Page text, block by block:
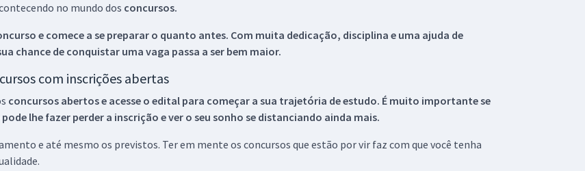
no mundo dos concursos.
e comece a se preparar o quanto antes. Com muita dedicação, disciplina e uma ajuda de
chance de conquistar uma vaga passa a ser bem maior.
com inscrições abertas
concursos abertos e acesse o edital para começar a sua trajetória de estudo. É muito importante se
lhe fazer perder a inscrição e ver o seu sonho se distanciando ainda mais.
e até mesmo os previstos. Ter em mente os concursos que estão por vir faz com que você tenha